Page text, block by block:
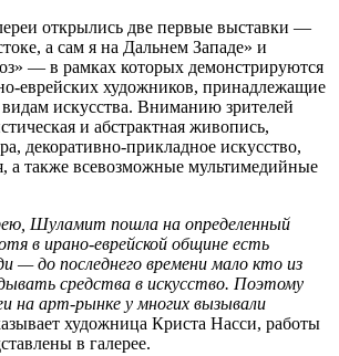
открылись две первые выставки —
а сам я на Дальнем Западе» и
— в рамках которых демонстрируются
еврейских художников, принадлежащие
искусства. Вниманию зрителей
и абстрактная живопись,
декоративно-прикладное искусство,
а также всевозможные мультимедийные
Шуламит пошла на определенный
в ирано-еврейской общине есть
— до последнего времени мало кто из
средства в искусство. Поэтому
на арт-рынке у многих вызывали
художница Криста Насси, работы
в галерее.